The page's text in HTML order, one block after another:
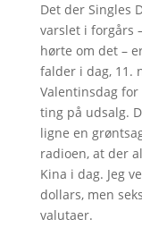
Det der Singles
varslet i forgårs
hørte om det –
falder i dag, 11.
Valentinsdag
ting på udsalg.
ligne en
radioen, at der
Kina i dag. Jeg
dollars, men
valutaer.